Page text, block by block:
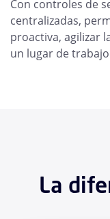
Con controles de
centralizadas,
proactiva, agilizar
un lugar de
La